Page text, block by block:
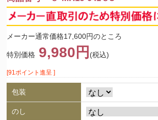
メーカー通常価格17,600円のところ
特別価格 9,980円 (税込)
[91ポイント進呈 ]
包装
のし